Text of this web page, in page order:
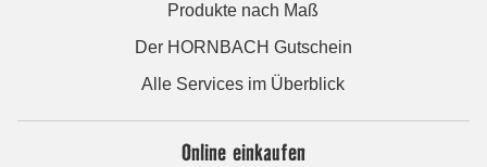
Produkte nach Maß
Der HORNBACH Gutschein
Alle Services im Überblick
Online einkaufen